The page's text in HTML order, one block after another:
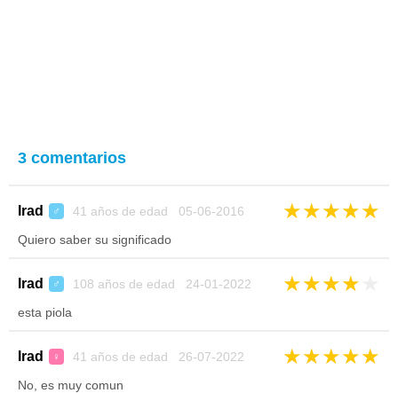
3 comentarios
Irad ♂ 41 años de edad 05-06-2016 ★★★★★
Quiero saber su significado
Irad ♂ 108 años de edad 24-01-2022 ★★★★
esta piola
Irad ♀ 41 años de edad 26-07-2022 ★★★★★
No, es muy comun